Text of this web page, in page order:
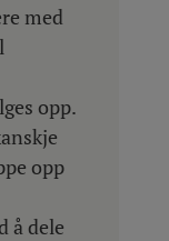
med
opp.
opp
å dele